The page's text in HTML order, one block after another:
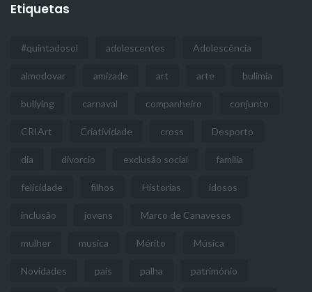
Etiquetas
#quintadosol adolescentes Adolescência
almodovar amizade art arte bulimia
bullying carnaval companheiro conjunto
CRIArt Criatividade cross Desporto
dia divorcio exclusão social familia
felicidade filhos Historias idosos
inclusão jovens Marco de Canaveses
mulher musica Mérito Música
Novidades pais palha património